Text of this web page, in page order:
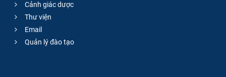
Cảnh giác dược
Thư viện
Email
Quản lý đào tạo